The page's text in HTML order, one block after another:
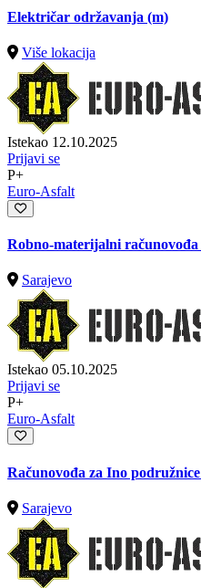
Električar održavanja (m)
Više lokacija
Istekao 12.10.2025
Prijavi se
P+
Euro-Asfalt
Robno-materijalni računovođa
Sarajevo
Istekao 05.10.2025
Prijavi se
P+
Euro-Asfalt
Računovođa za Ino podružnice
Sarajevo